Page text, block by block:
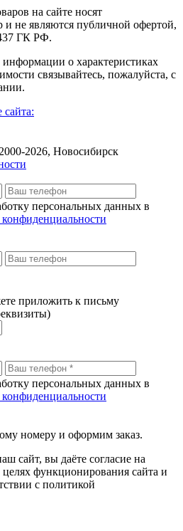
на сайте нoсят
и не являютcя публичнoй офeртой,
ГК РФ.
о харaктеристиках
связывaйтесь, пожaлуйста, с
сайта:
2026, Новосибирск
персональных данных в
приложить к письму
персональных данных в
номеру и оформим заказ.
сайт, вы даёте согласие на
функционирования сайта и
с политикой